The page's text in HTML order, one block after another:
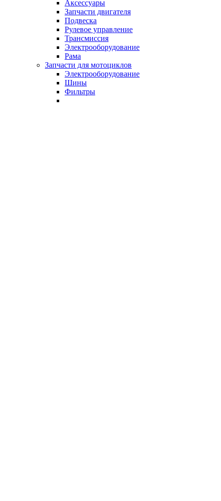
Аксессуары
Запчасти двигателя
Подвеска
Рулевое управление
Трансмиссия
Электрооборудование
Рама
Запчасти для мотоциклов
Электрооборудование
Шины
Фильтры